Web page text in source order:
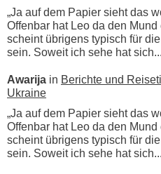
„Ja auf dem Papier sieht das
Offenbar hat Leo da den
scheint übrigens typisch für
sein. Soweit ich sehe hat
Awarija in Berichte und
Ukraine
„Ja auf dem Papier sieht das
Offenbar hat Leo da den
scheint übrigens typisch für
sein. Soweit ich sehe hat